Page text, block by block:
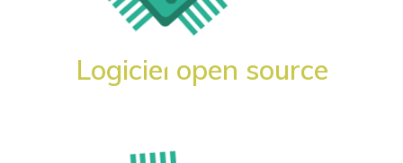
Logiciel open source